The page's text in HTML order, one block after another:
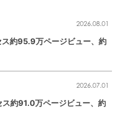
2026.08.01
約95.9万ページビュー、約
2026.07.01
約91.0万ページビュー、約